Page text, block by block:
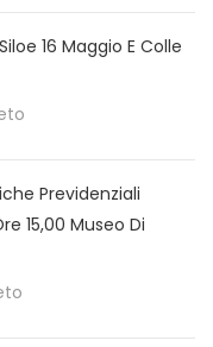
16 Maggio E Colle
Previdenziali
15,00 Museo Di